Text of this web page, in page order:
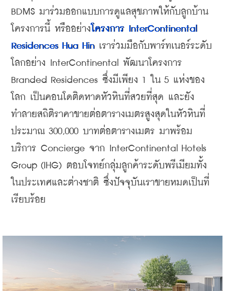
BDMS มาร่วมออกแบบการดูแลสุขภาพให้กับลูกบ้าน
โครงการนี้ หรืออย่างโครงการ InterContinental
Residences Hua Hin เราร่วมมือกับพาร์ทเนอร์ระดับ
โลกอย่าง InterContinental พัฒนาโครงการ
Branded Residences ซึ่งมีเพียง 1 ใน 5 แห่งของ
โลก เป็นคอนโดติดหาดหัวหินที่สวยที่สุด และยัง
ทำลายสถิติราคาขายต่อตารางเมตรสูงสุดในหัวหินที่
ประมาณ 300,000 บาทต่อตารางเมตร มาพร้อม
บริการ Concierge จาก InterContinental Hotels
Group (IHG) ตอบโจทย์กลุ่มลูกค้าระดับพรีเมียมทั้ง
ในประเทศและต่างชาติ ซึ่งปัจจุบันเราขายหมดเป็นที่
เรียบร้อย